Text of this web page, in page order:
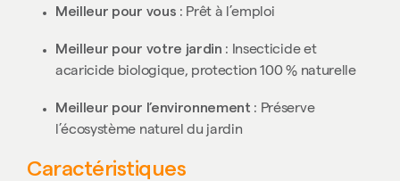
Meilleur pour vous : Prêt à l’emploi
Meilleur pour votre jardin : Insecticide et
acaricide biologique, protection 100 % naturelle
Meilleur pour l’environnement : Préserve
l’écosystème naturel du jardin
Caractéristiques